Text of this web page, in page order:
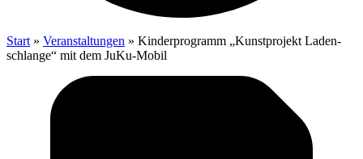
Start » Veranstaltungen » Kin­der­pro­gramm „Kunst­pro­jekt Laden­
schlan­ge“ mit dem JuKu-Mobil